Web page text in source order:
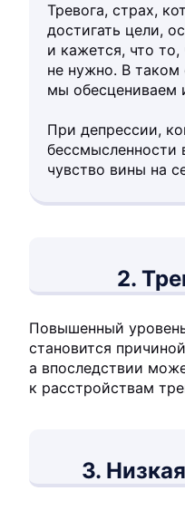
Тревога, страх,
достигать цели,
и кажется, что
не нужно. В таком
мы обесцениваем
При депрессии,
бессмысленности
чувство вины на
2.
Повышенный
становится
а впоследствии
к расстройствам
3.